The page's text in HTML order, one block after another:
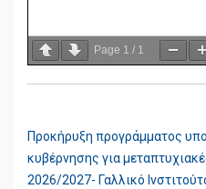
Page 1 / 1
ΠΛΟΉΓΗΣΗ
ΆΡΘΡΩΝ
Προκήρυξη προγράμματος
κυβέρνησης για
2026/2027- Γαλλικό